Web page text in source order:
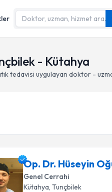
- Kütahya
tedavisi uygulayan doktor -
Op. Dr. Hüseyin
Genel Cerrahi
Kütahya, Tunçbilek